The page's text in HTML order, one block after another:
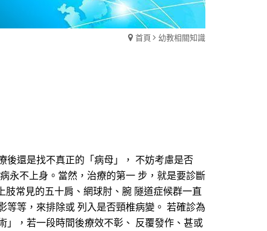
首頁 幼教相關知識
後還是找不真正的「病母」， 不妨考慮是否
永不上身。當然，治療的第一 步，就是要診斷
常見的五十肩、網球肘、腕 隧道症候群一直
等，來排除或 列入是否頸椎病變。 若確診為
」，若一段時間後療效不彰、 反覆發作、甚或